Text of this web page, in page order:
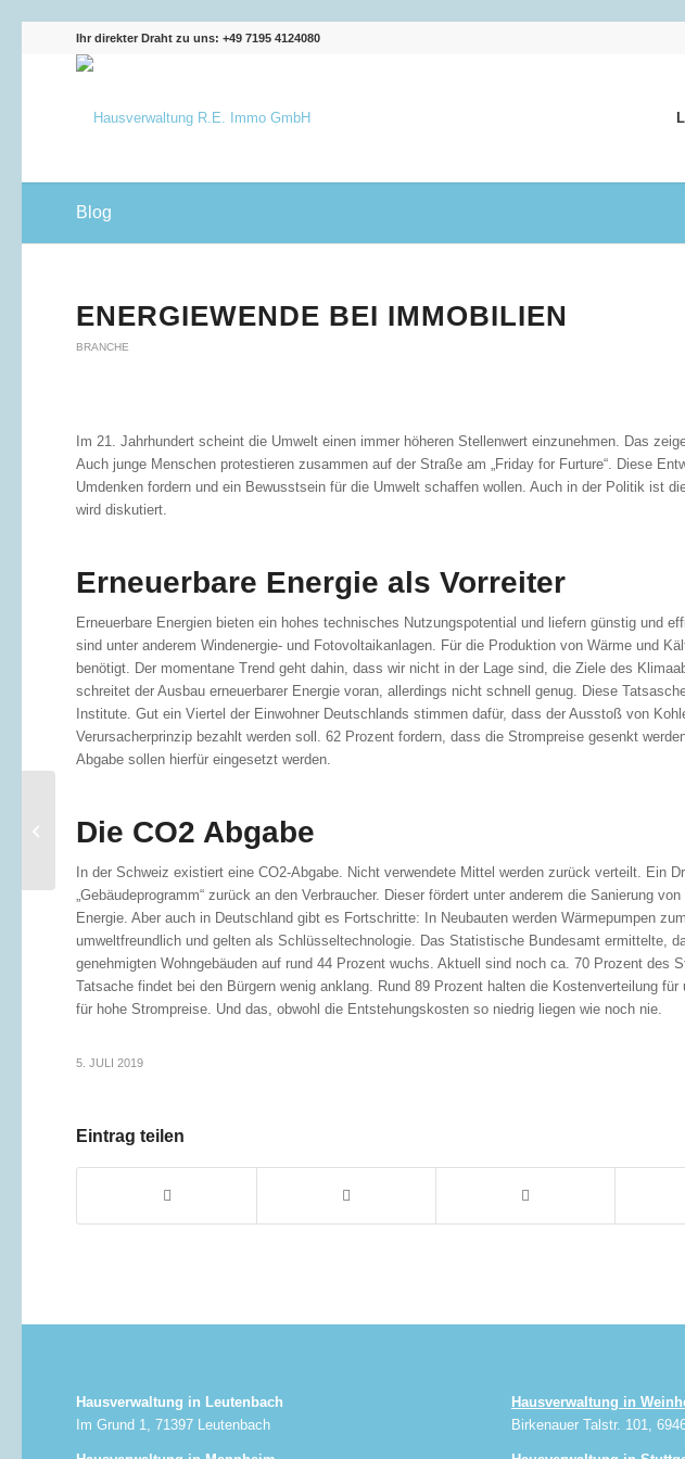
Ihr direkter Draht zu uns: +49 7195 4124080
Blog
ENERGIEWENDE BEI IMMOBILIEN
BRANCHE
Im 21. Jahrhundert scheint die Umwelt einen immer höheren Stellenwert einzunehmen. Das
Auch junge Menschen protestieren zusammen auf der Straße am „Friday for Furture“. Diese
Umdenken fordern und ein Bewusstsein für die Umwelt schaffen wollen. Auch in der Politik ist
wird diskutiert.
Erneuerbare Energie als Vorreiter
Erneuerbare Energien bieten ein hohes technisches Nutzungspotential und liefern günstig und
sind unter anderem Windenergie- und Fotovoltaikanlagen. Für die Produktion von Wärme und
benötigt. Der momentane Trend geht dahin, dass wir nicht in der Lage sind, die Ziele des
schreitet der Ausbau erneuerbarer Energie voran, allerdings nicht schnell genug. Diese
Institute. Gut ein Viertel der Einwohner Deutschlands stimmen dafür, dass der Ausstoß von
Verursacherprinzip bezahlt werden soll. 62 Prozent fordern, dass die Strompreise gesenkt
Abgabe sollen hierfür eingesetzt werden.
Die CO2 Abgabe
In der Schweiz existiert eine CO2-Abgabe. Nicht verwendete Mittel werden zurück verteilt. Ein
„Gebäudeprogramm“ zurück an den Verbraucher. Dieser fördert unter anderem die Sanierung
Energie. Aber auch in Deutschland gibt es Fortschritte: In Neubauten werden Wärmepumpen
umweltfreundlich und gelten als Schlüsseltechnologie. Das Statistische Bundesamt ermittelte,
genehmigten Wohngebäuden auf rund 44 Prozent wuchs. Aktuell sind noch ca. 70 Prozent des
Tatsache findet bei den Bürgern wenig anklang. Rund 89 Prozent halten die Kostenverteilung
für hohe Strompreise. Und das, obwohl die Entstehungskosten so niedrig liegen wie noch nie.
5. JULI 2019
Eintrag teilen
Hausverwaltung in Leutenbach
Im Grund 1, 71397 Leutenbach
Hausverwaltung in
Birkenauer Talstr. 101,
Die Reform der
Grundsteuer